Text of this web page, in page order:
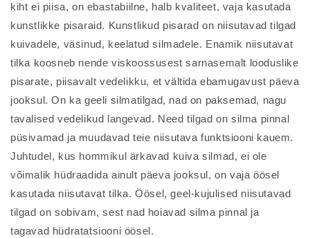
kiht ei piisa, on ebastabiilne, halb kvaliteet, vaja kasutada
kunstlikke pisaraid. Kunstlikud pisarad on niisutavad tilgad
kuivadele, väsinud, keelatud silmadele. Enamik niisutavat
tilka koosneb nende viskoossusest sarnasemalt looduslike
pisarate, piisavalt vedelikku, et vältida ebamugavust päeva
jooksul. On ka geeli silmatilgad, nad on paksemad, nagu
tavalised vedelikud langevad. Need tilgad on silma pinnal
püsivamad ja muudavad teie niisutava funktsiooni kauem.
Juhtudel, kus hommikul ärkavad kuiva silmad, ei ole
võimalik hüdraadida ainult päeva jooksul, on vaja öösel
kasutada niisutavat tilka. Öösel, geel-kujulised niisutavad
tilgad on sobivam, sest nad hoiavad silma pinnal ja
tagavad hüdratatsiooni öösel.